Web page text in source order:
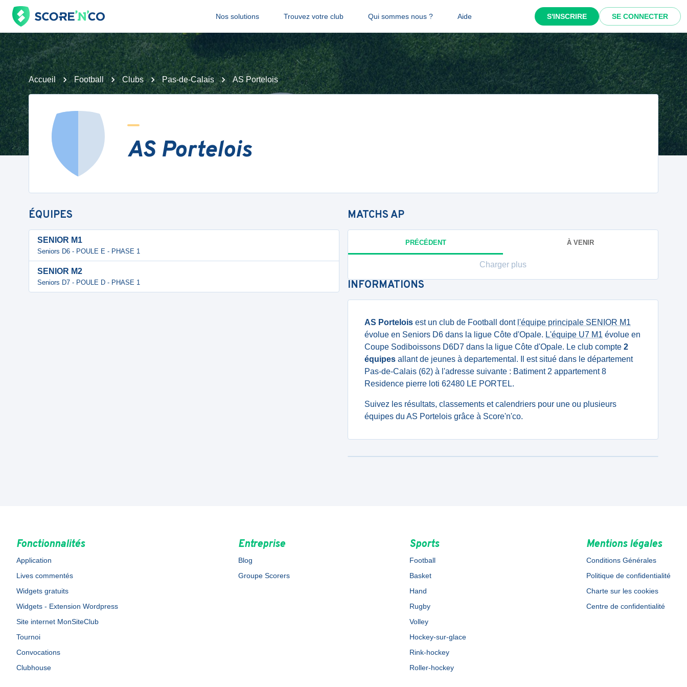
Nos solutions Trouvez votre club Qui sommes nous ? Aide S'INSCRIRE SE CONNECTER
Accueil Football Clubs Pas-de-Calais AS Portelois
AS Portelois
ÉQUIPES
SENIOR M1
Seniors D6 - POULE E - PHASE 1
SENIOR M2
Seniors D7 - POULE D - PHASE 1
MATCHSAP
PRÉCÉDENT À VENIR
Charger plus
INFORMATIONS
AS Portelois est un club de Football dont l'équipe principale SENIOR M1
évolue en Seniors D6 dans la ligue Côte d'Opale. L'équipe U7 M1 évolue en
Coupe Sodiboissons D6D7 dans la ligue Côte d'Opale. Le club compte 2
équipes allant de jeunes à departemental. Il est situé dans le département
Pas-de-Calais (62) à l'adresse suivante : Batiment 2 appartement 8
Residence pierre loti 62480 LE PORTEL.
Suivez les résultats, classements et calendriers pour une ou plusieurs
équipes du AS Portelois grâce à Score'n'co.
Fonctionnalités
Application
Lives commentés
Widgets gratuits
Widgets - Extension Wordpress
Site internet MonSiteClub
Tournoi
Convocations
Clubhouse
Entreprise
Blog
Groupe Scorers
Sports
Football
Basket
Hand
Rugby
Volley
Hockey-sur-glace
Rink-hockey
Roller-hockey
Mentions légales
Conditions Générales
Politique de confidentialité
Charte sur les cookies
Centre de confidentialité